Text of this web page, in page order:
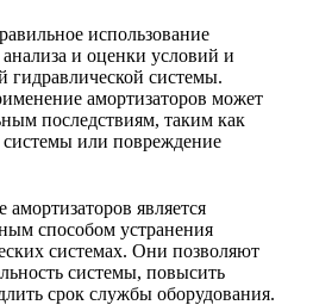
использование
анализа и оценки условий и
гидравлической системы.
амортизаторов может
последствиям, таким как
или повреждение
является
способом устранения
системах. Они позволяют
системы, повысить
срок службы оборудования.